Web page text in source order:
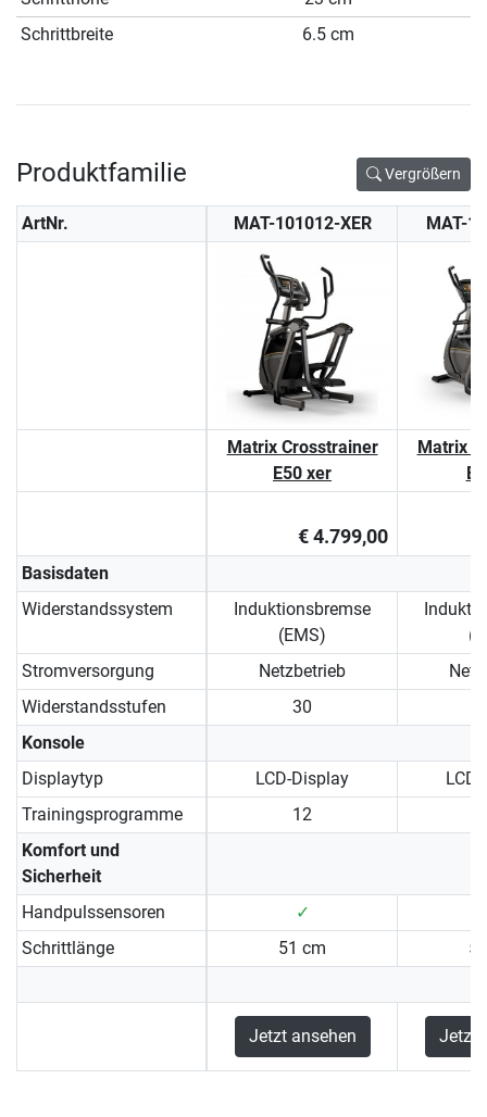
Schrittbreite
6.5 cm
Produktfamilie Vergrößern
ArtNr. MAT-101012-XER MAT-
Matrix Crosstrainer
E50 xer
Matrix
€ 4.799,00
Basisdaten
Widerstandssystem
Induktionsbremse
(EMS)
Stromversorgung
Netzbetrieb
Widerstandsstufen
30
Konsole
Displaytyp
LCD-Display
Trainingsprogramme
12
Komfort und
Sicherheit
Handpulssensoren
✓
Schrittlänge
51 cm
Jetzt ansehen Jetzt